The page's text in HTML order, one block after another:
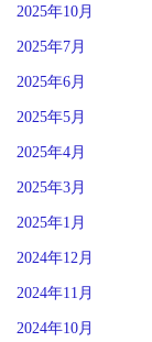
2025年10月
2025年7月
2025年6月
2025年5月
2025年4月
2025年3月
2025年1月
2024年12月
2024年11月
2024年10月